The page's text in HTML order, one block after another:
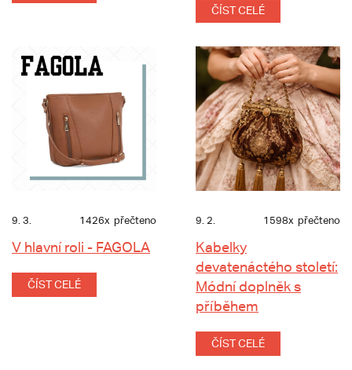
ČÍST CELÉ
9. 3. 1426x přečteno
V hlavní roli - FAGOLA
ČÍST CELÉ
9. 2. 1598x přečteno
Kabelky
devatenáctého století:
Módní doplněk s
příběhem
ČÍST CELÉ